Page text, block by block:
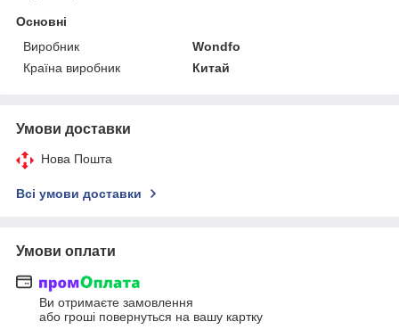
Основні
Виробник
Wondfo
Країна виробник
Китай
Умови доставки
Нова Пошта
Всі умови доставки
Умови оплати
Ви отримаєте замовлення
або гроші повернуться на вашу картку